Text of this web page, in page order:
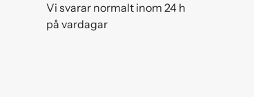
Vi svarar normalt inom 24 h
på vardagar